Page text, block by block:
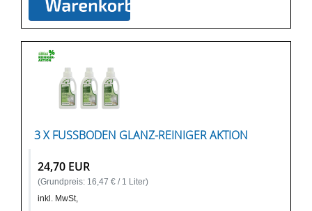
3 X FUSSBODEN GLANZ-REINIGER AKTION
24,70 EUR
(Grundpreis: 16,47 € / 1 Liter)
inkl. MwSt,